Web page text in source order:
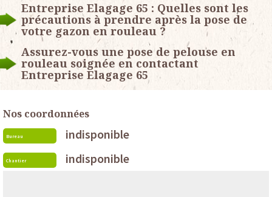
Entreprise Elagage 65 : Quelles sont les
précautions à prendre après la pose de
votre gazon en rouleau ?
Assurez-vous une pose de pelouse en
rouleau soignée en contactant
Entreprise Elagage 65
Nos coordonnées
Bureau indisponible
Chantier indisponible